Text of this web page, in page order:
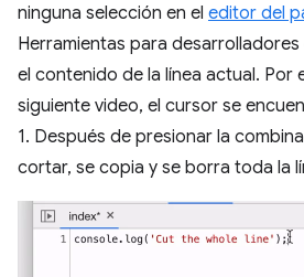
ninguna selección en el editor del
Herramientas para
el contenido de la línea actual. Por
siguiente video, el cursor se
1. Después de presionar la
cortar, se copia y se borra toda la